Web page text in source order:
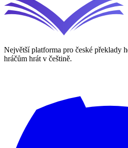
Největší platforma pro české překlady
hráčům hrát v češtině.